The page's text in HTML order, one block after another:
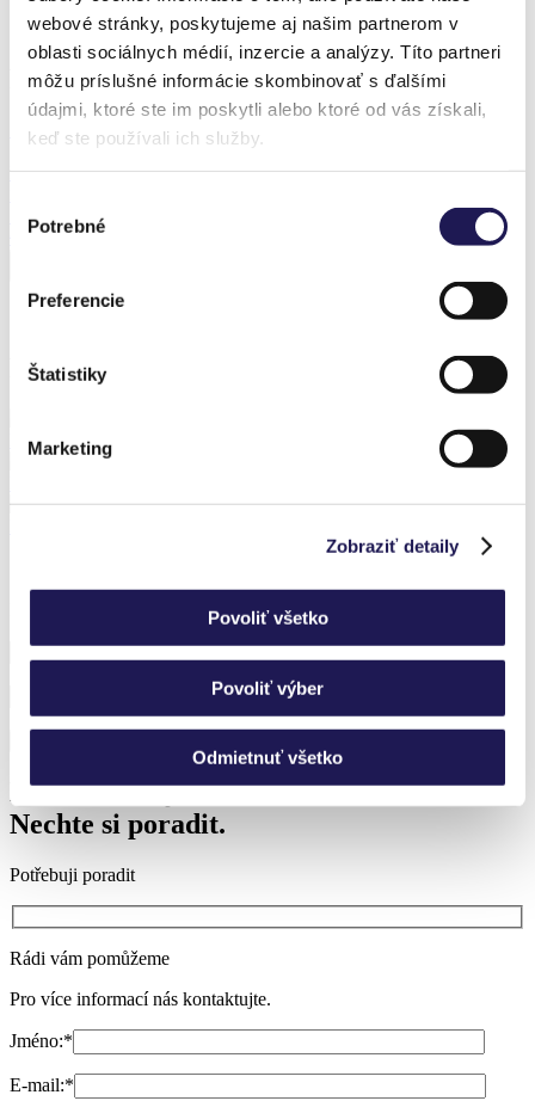
webové stránky, poskytujeme aj našim partnerom v
oblasti sociálnych médií, inzercie a analýzy. Títo partneri
môžu príslušné informácie skombinovať s ďalšími
údajmi, ktoré ste im poskytli alebo ktoré od vás získali,
keď ste používali ich služby.
súhlasu
Potrebné
Preferencie
Štatistiky
Marketing
Zobraziť detaily
Povoliť všetko
Povoliť výber
Odmietnuť všetko
Realization – Studénka
Produkt z realizace
Sleva 37 %
PANOGLASS
Sklo
Od 67 264,89
Předchozí realizace
PANOLEX | Hliníková pergola | Polykarbonát / Hněvotín
Přihlaste se k odběru novinek a nic vám neunikne.
Nevíte si rady?
Nechte si poradit.
Potřebuji poradit
Rádi vám pomůžeme
Pro více informací nás kontaktujte.
Jméno:*
E-mail:*